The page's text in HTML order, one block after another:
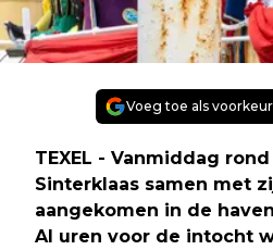
Voeg toe als
TEXEL - Vanmiddag rond
Sinterklaas samen met
aangekomen in de
Al uren voor de intocht